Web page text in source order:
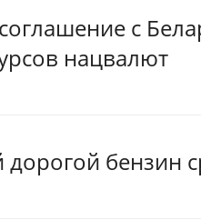
с
нацвалют
дорогой бензин